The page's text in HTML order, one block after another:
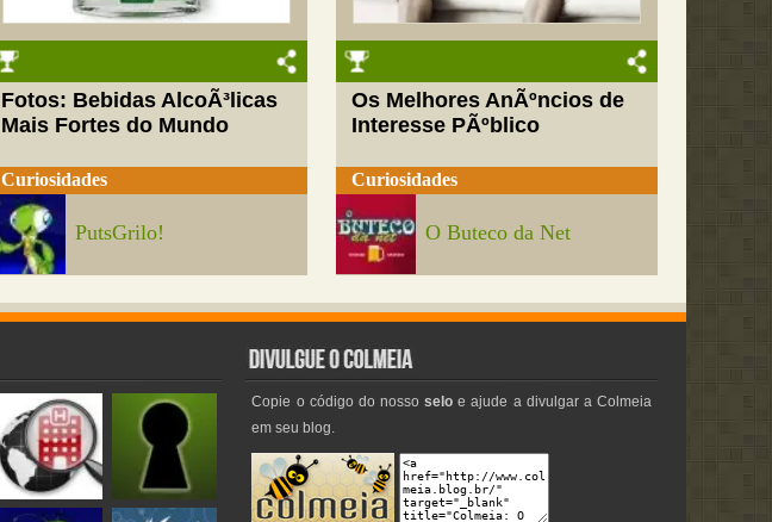
Fotos: Bebidas AlcoÃ³licas
Mais Fortes do Mundo
Curiosidades
PutsGrilo!
Os Melhores AnÃºncios de
Interesse PÃºblico
Curiosidades
O Buteco da Net
Copie o código do nossoselo e ajude a divulgar a Colmeia
em seu blog.